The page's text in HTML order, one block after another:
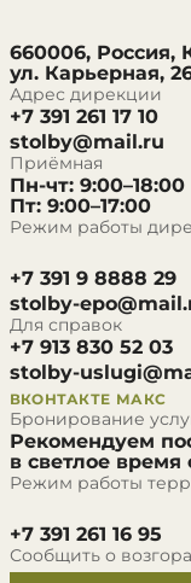
660006, Россия,
ул. Карьерная,
Адрес дирекции
+7 391 261 17 10
stolby@mail.ru
Приёмная
Пн-чт: 9:00–18:00
Пт: 9:00–17:00
Режим работы
+7 391 9 8888 29
stolby-
Для справок
+7 913 830 52 03
stolby-
ВКОНТАКТЕ МАКС
Бронирование
Рекомендуем
в светлое время
Режим работы
+7 391 261 16 95
Сообщить о